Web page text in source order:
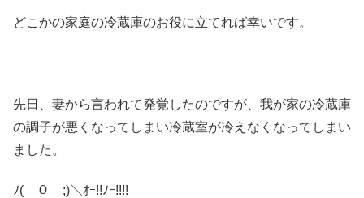
どこかの家庭の冷蔵庫のお役に立てれば幸いです。
先日、妻から言われて発覚したのですが、我が家の冷蔵庫
の調子が悪くなってしまい冷蔵室が冷えなくなってしまい
ました。
ﾉ(￣０￣;)＼ｵｰ!!ﾉｰ!!!!